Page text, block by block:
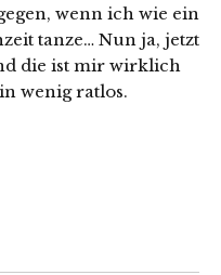
wenn ich wie ein
tanze… Nun ja, jetzt
die ist mir wirklich
wenig ratlos.